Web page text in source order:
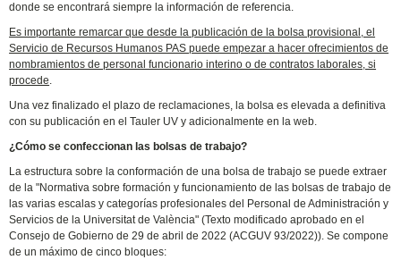
donde se encontrará siempre la información de referencia.
Es importante remarcar que desde la publicación de la bolsa provisional, el
Servicio de Recursos Humanos PAS puede empezar a hacer ofrecimientos de
nombramientos de personal funcionario interino o de contratos laborales, si
procede.
Una vez finalizado el plazo de reclamaciones, la bolsa es elevada a definitiva
con su publicación en el Tauler UV y adicionalmente en la web.
¿Cómo se confeccionan las bolsas de trabajo?
La estructura sobre la conformación de una bolsa de trabajo se puede extraer
de la "Normativa sobre formación y funcionamiento de las bolsas de trabajo de
las varias escalas y categorías profesionales del Personal de Administración y
Servicios de la Universitat de València" (Texto modificado aprobado en el
Consejo de Gobierno de 29 de abril de 2022 (ACGUV 93/2022)). Se compone
de un máximo de cinco bloques: